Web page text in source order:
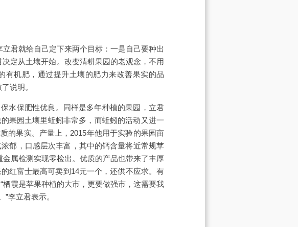
君就给自己定下来两个目标：一是自己要种出
定从土壤开始。改变清耕果园的老观念，不用
有机肥，通过提升土壤的肥力来改善果实的品
说明。
水保肥性优良。同样是多年种植的果园，立君
果园土壤里蚯蚓非常多，而蚯蚓的活动又进一
的果实。产量上，2015年他用于实验的果园亩
郁，口感层次丰富，其中的钙含量将近常规苹
属检测实现零检出。优质的产品也带来了丰厚
红富士最高可卖到14元一个，还供不应求。有
霞是苹果种植的大市，更要做强市，这需要我
李立君表示。